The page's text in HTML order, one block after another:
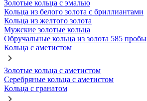
Золотые кольца с эмалью
Кольца из белого золота с бриллиантами
Кольца из желтого золота
Мужские золотые кольца
Обручальные кольца из золота 585 пробы
Кольца с аметистом
Золотые кольца с аметистом
Серебряные кольца с аметистом
Кольца с гранатом